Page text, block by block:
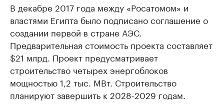
В декабре 2017 года между «Росатомом» и
властями Египта было подписано соглашение о
создании первой в стране АЭС.
Предварительная стоимость проекта составляет
$21 млрд. Проект предусматривает
строительство четырех энергоблоков
мощностью 1,2 тыс. МВт. Строительство
планируют завершить к 2028-2029 годам.